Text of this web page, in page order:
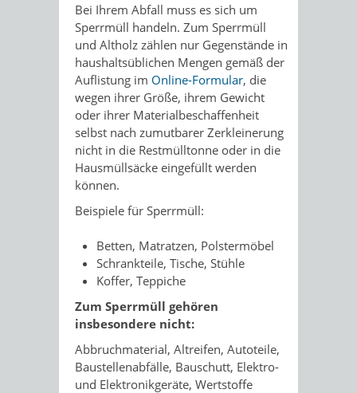
Bei Ihrem Abfall muss es sich um
Sperrmüll handeln. Zum Sperrmüll
und Altholz zählen nur Gegenstände in
haushaltsüblichen Mengen gemäß der
Auflistung im Online-Formular, die
wegen ihrer Größe, ihrem Gewicht
oder ihrer Materialbeschaffenheit
selbst nach zumutbarer Zerkleinerung
nicht in die Restmülltonne oder in die
Hausmüllsäcke eingefüllt werden
können.
Beispiele für Sperrmüll:
Betten, Matratzen, Polstermöbel
Schrankteile, Tische, Stühle
Koffer, Teppiche
Zum Sperrmüll gehören
insbesondere nicht:
Abbruchmaterial, Altreifen, Autoteile,
Baustellenabfälle, Bauschutt, Elektro-
und Elektronikgeräte, Wertstoffe